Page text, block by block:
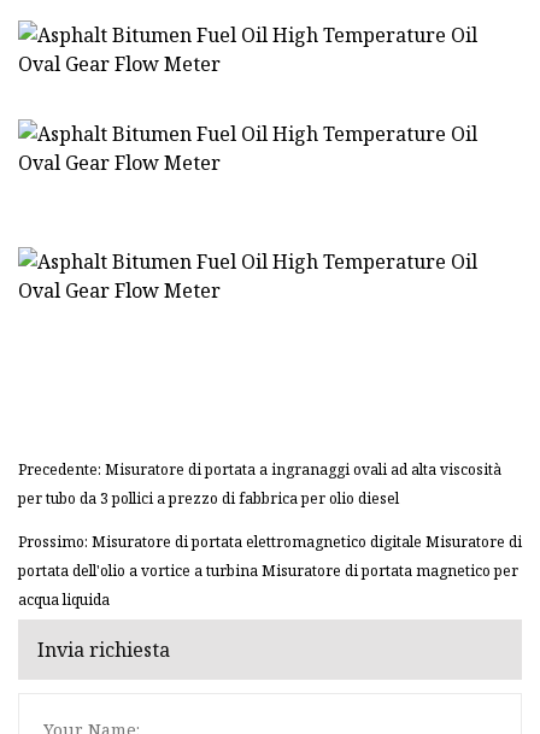
Precedente: Misuratore di portata a ingranaggi ovali ad alta viscosità
per tubo da 3 pollici a prezzo di fabbrica per olio diesel
Prossimo: Misuratore di portata elettromagnetico digitale Misuratore di
portata dell'olio a vortice a turbina Misuratore di portata magnetico per
acqua liquida
Invia richiesta